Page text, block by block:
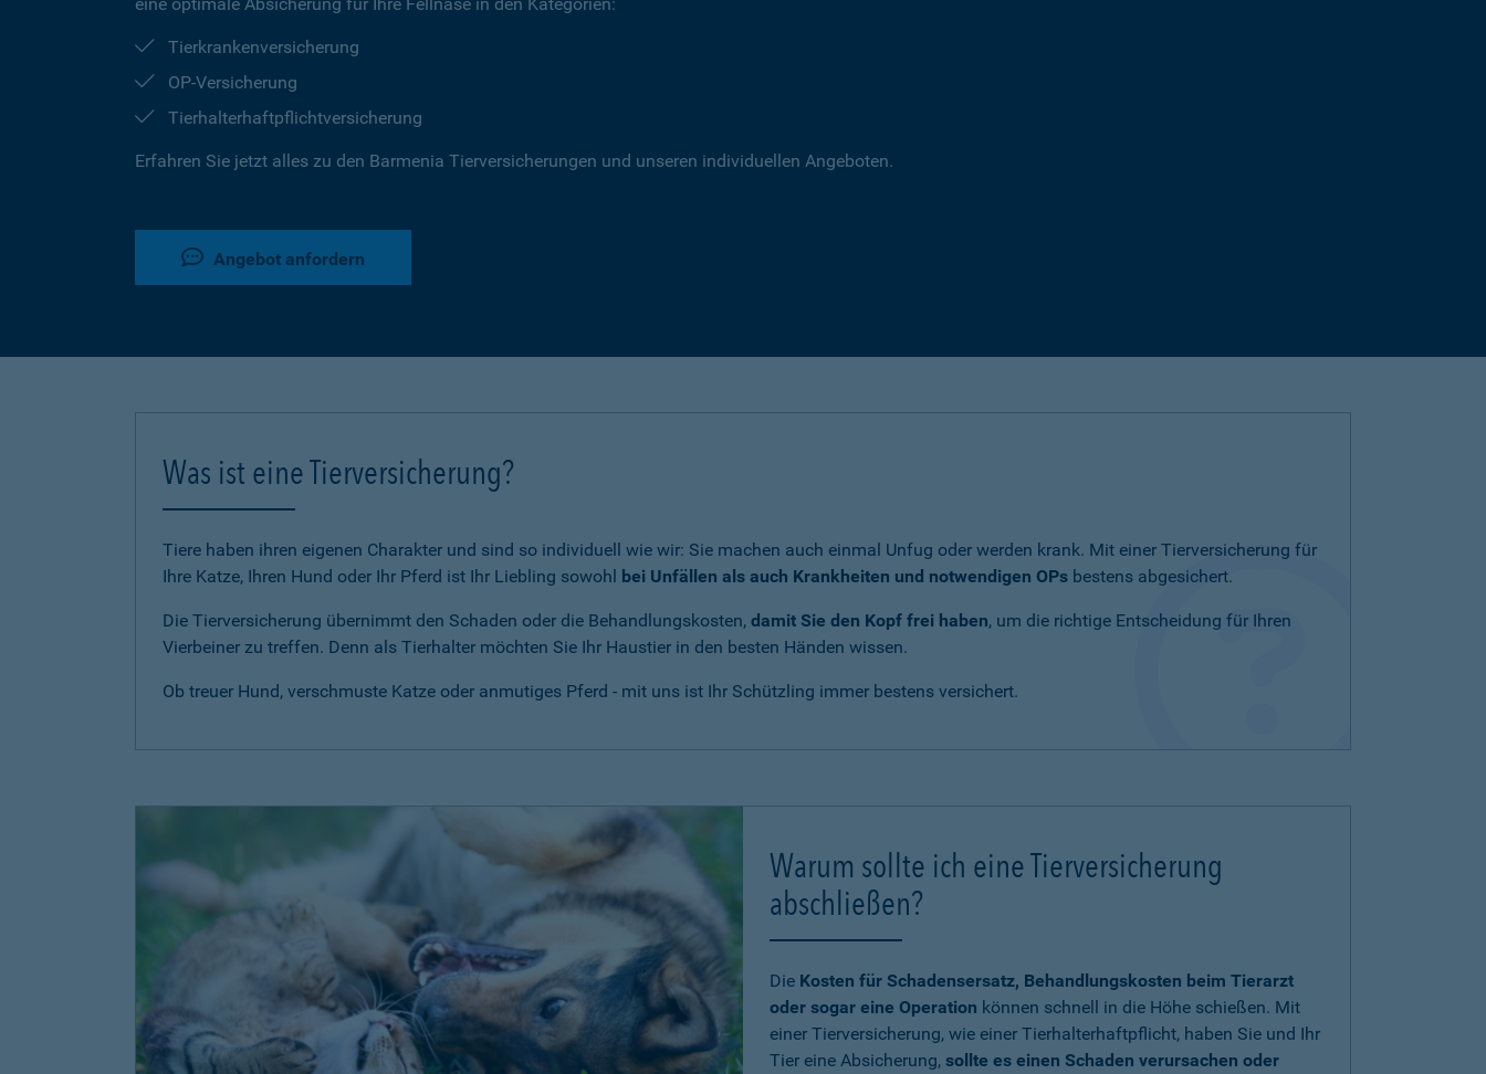
Tierkrankenversicherung
OP-Versicherung
Tierhalterhaftpflichtversicherung
Erfahren Sie jetzt alles zu den Barmenia Tierversicherungen und unseren individuellen Angeboten.
Angebot anfordern
Was ist eine Tierversicherung?
Tiere haben ihren eigenen Charakter und sind so individuell wie wir: Sie machen auch einmal Unfug oder werden krank. Mit einer Tierversicherung für
Ihre Katze, Ihren Hund oder Ihr Pferd ist Ihr Liebling sowohl bei Unfällen als auch Krankheiten und notwendigen OPs bestens abgesichert.
Die Tierversicherung übernimmt den Schaden oder die Behandlungskosten, damit Sie den Kopf frei haben, um die richtige Entscheidung für Ihren
Vierbeiner zu treffen. Denn als Tierhalter möchten Sie Ihr Haustier in den besten Händen wissen.
Ob treuer Hund, verschmuste Katze oder anmutiges Pferd - mit uns ist Ihr Schützling immer bestens versichert.
Warum sollte ich eine Tierversicherung
abschließen?
Die Kosten für Schadensersatz, Behandlungskosten beim Tierarzt
oder sogar eine Operation können schnell in die Höhe schießen. Mit
einer Tierversicherung, wie einer Tierhalterhaftpflicht, haben Sie und Ihr
Tier eine Absicherung, sollte es einen Schaden verursachen oder